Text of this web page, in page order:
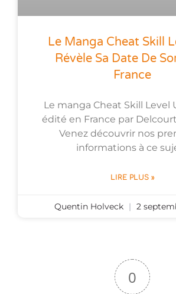
Le Manga Cheat Skill
Révèle Sa Date De
France
Le manga Cheat Skill Level
édité en France par
Venez découvrir nos
informations à ce
LIRE PLUS »
Quentin Holveck 2
0